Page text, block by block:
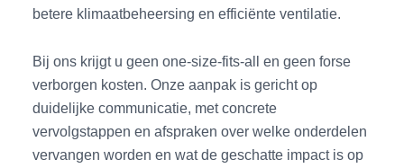
betere klimaatbeheersing en efficiënte ventilatie.
Bij ons krijgt u geen one-size-fits-all en geen forse
verborgen kosten. Onze aanpak is gericht op
duidelijke communicatie, met concrete
vervolgstappen en afspraken over welke onderdelen
vervangen worden en wat de geschatte impact is op